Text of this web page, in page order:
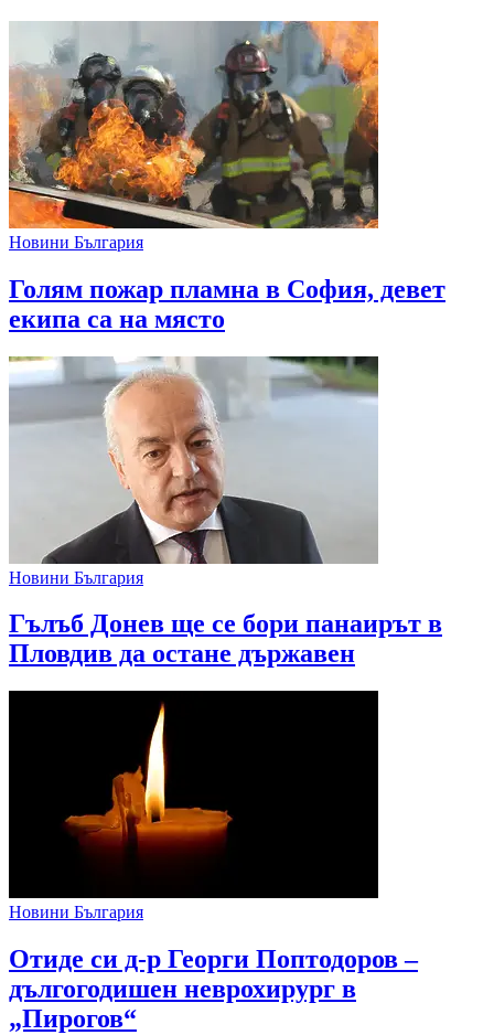
Новини България
Голям пожар пламна в София, девет
екипа са на място
Новини България
Гълъб Донев ще се бори панаирът в
Пловдив да остане държавен
Новини България
Отиде си д-р Георги Поптодоров –
дългогодишен неврохирург в
„Пирогов“